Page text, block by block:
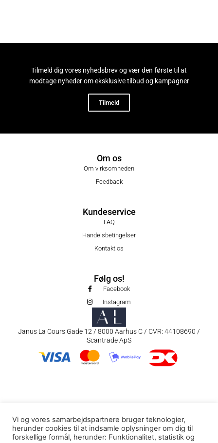
Tilmeld dig vores nyhedsbrev og vær den første til at
modtage nyheder om eksklusive tilbud og kampagner
Tilmeld
Om os
Om virksomheden
Feedback
Kundeservice
FAQ
Handelsbetingelser
Kontakt os
Følg os!
Facebook
Instagram
Janus La Cours Gade 12 / 8000 Aarhus C / CVR: 44108690 /
Scantrade ApS
Vi og vores samarbejdspartnere bruger teknologier,
herunder cookies til at indsamle oplysninger om dig til
forskellige formål, herunder: Funktionalitet, statistik og